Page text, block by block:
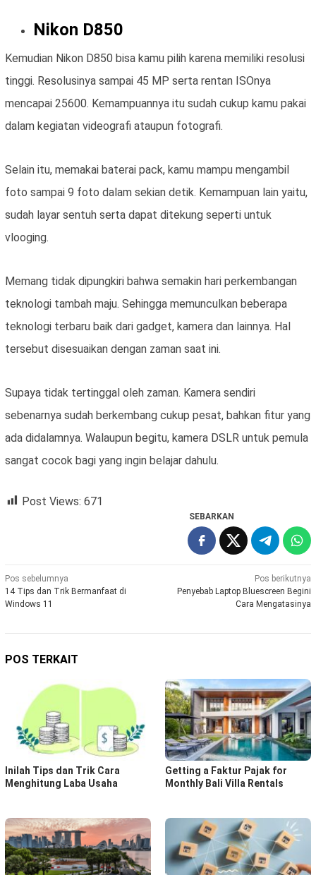
Nikon D850
Kemudian Nikon D850 bisa kamu pilih karena memiliki resolusi
tinggi. Resolusinya sampai 45 MP serta rentan ISOnya
mencapai 25600. Kemampuannya itu sudah cukup kamu pakai
dalam kegiatan videografi ataupun fotografi.
Selain itu, memakai baterai pack, kamu mampu mengambil
foto sampai 9 foto dalam sekian detik. Kemampuan lain yaitu,
sudah layar sentuh serta dapat ditekung seperti untuk
vlooging.
Memang tidak dipungkiri bahwa semakin hari perkembangan
teknologi tambah maju. Sehingga memunculkan beberapa
teknologi terbaru baik dari gadget, kamera dan lainnya. Hal
tersebut disesuaikan dengan zaman saat ini.
Supaya tidak tertinggal oleh zaman. Kamera sendiri
sebenarnya sudah berkembang cukup pesat, bahkan fitur yang
ada didalamnya. Walaupun begitu, kamera DSLR untuk pemula
sangat cocok bagi yang ingin belajar dahulu.
Post Views: 671
SEBARKAN
Navigasi
pos
Pos sebelumnya
14 Tips dan Trik Bermanfaat di
Windows 11
Pos berikutnya
Penyebab Laptop Bluescreen Begini
Cara Mengatasinya
POS TERKAIT
Inilah Tips dan Trik Cara
Menghitung Laba Usaha
Getting a Faktur Pajak for
Monthly Bali Villa Rentals